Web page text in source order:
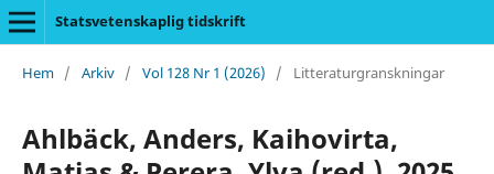
Statsvetenskaplig tidskrift
Hem / Arkiv / Vol 128 Nr 1 (2026) / Litteraturgranskningar
Ahlbäck, Anders, Kaihovirta,